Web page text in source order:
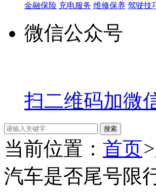
金融保险 充电服务 维修保养 驾驶技
微信公众号
扫二维码加微
当前位置： 首页>
汽车是否尾号限